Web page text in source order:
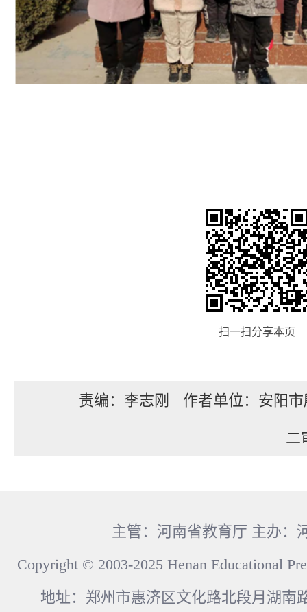
扫一扫分享本页
责编：李志刚
作者单位：安阳
二
主管：河南省教育厅 主办：
Copyright © 2003-2025 Henan Educational
地址：郑州市惠济区文化路北段月湖南